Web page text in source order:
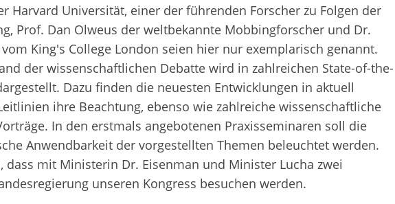
Harvard Universität, einer der führenden Forscher zu Folgen der
Prof. Dan Olweus der weltbekannte Mobbingforscher und Dr.
King's College London seien hier nur exemplarisch genannt.
der wissenschaftlichen Debatte wird in zahlreichen State-of-the-
Dazu finden die neuesten Entwicklungen in aktuell
ihre Beachtung, ebenso wie zahlreiche wissenschaftliche
In den erstmals angebotenen Praxisseminaren soll die
Anwendbarkeit der vorgestellten Themen beleuchtet werden.
dass mit Ministerin Dr. Eisenman und Minister Lucha zwei
unseren Kongress besuchen werden.